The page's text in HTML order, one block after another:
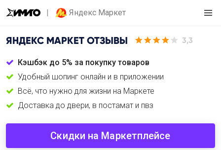
Яндекс Маркет
ЯНДЕКС МАРКЕТ ОТЗЫВЫ 3,3
Кэшбэк до 5% за покупку товаров
Удобный шопинг онлайн и в приложении
Всё, что нужно для жизни на Маркете
Доставка до двери, в постамат и пвз
Скидки на Маркетплейсе